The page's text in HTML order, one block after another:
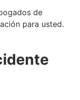
de
para usted.